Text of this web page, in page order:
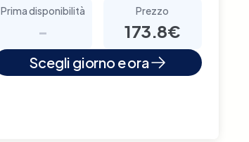
Prima disponibilità
-
Prezzo
173.8€
Scegli giorno e ora